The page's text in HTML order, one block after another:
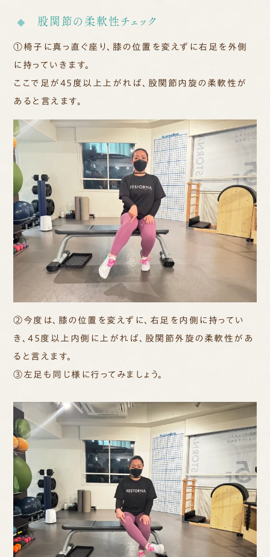
股関節の柔軟性チェック
①椅子に真っ直ぐ座り、膝の位置を変えずに右足を外側
に持っていきます。
ここで足が４５度以上上がれば、股関節内旋の柔軟性が
あると言えます。
②今度は、膝の位置を変えずに、右足を内側に持ってい
き、４５度以上内側に上がれば、股関節外旋の柔軟性があ
ると言えます。
③左足も同じ様に行ってみましょう。